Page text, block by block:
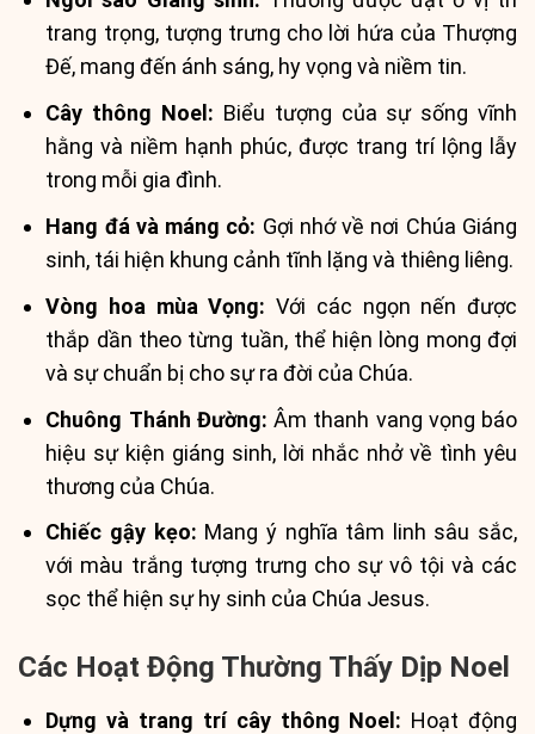
trang trọng, tượng trưng cho lời hứa của Thượng
Đế, mang đến ánh sáng, hy vọng và niềm tin.
Cây thông Noel: Biểu tượng của sự sống vĩnh
hằng và niềm hạnh phúc, được trang trí lộng lẫy
trong mỗi gia đình.
Hang đá và máng cỏ: Gợi nhớ về nơi Chúa Giáng
sinh, tái hiện khung cảnh tĩnh lặng và thiêng liêng.
Vòng hoa mùa Vọng: Với các ngọn nến được
thắp dần theo từng tuần, thể hiện lòng mong đợi
và sự chuẩn bị cho sự ra đời của Chúa.
Chuông Thánh Đường: Âm thanh vang vọng báo
hiệu sự kiện giáng sinh, lời nhắc nhở về tình yêu
thương của Chúa.
Chiếc gậy kẹo: Mang ý nghĩa tâm linh sâu sắc,
với màu trắng tượng trưng cho sự vô tội và các
sọc thể hiện sự hy sinh của Chúa Jesus.
Các Hoạt Động Thường Thấy Dịp Noel
Dựng và trang trí cây thông Noel: Hoạt động